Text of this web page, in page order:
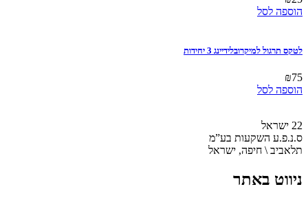
בעמוד
המוצר
הוספה לסל
לטקס תרגול למיקרובלידיינג 3 יחידות
₪75
הוספה לסל
22 ישראל
ס.נ.פ.ע השקעות בע”מ
תלאביב \ חיפה, ישראל
ניווט באתר